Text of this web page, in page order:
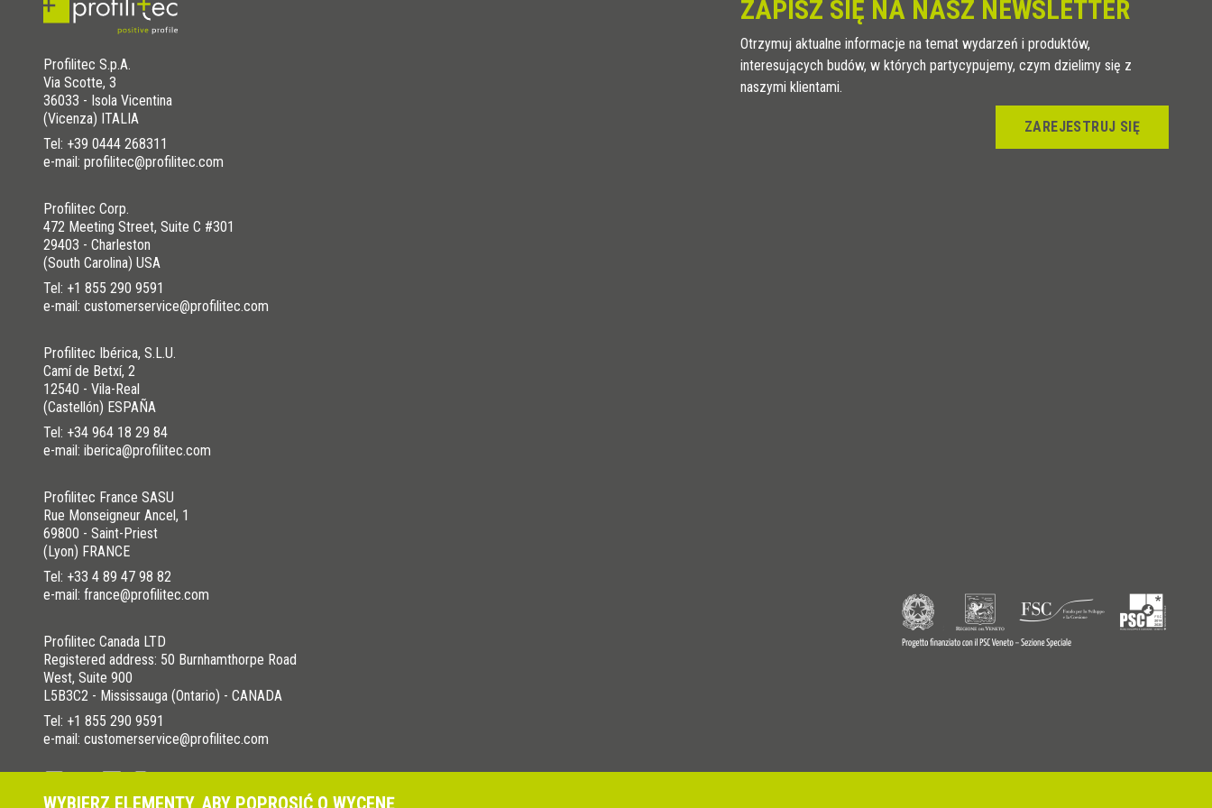
WYBIERZ ELEMENTY, ABY POPROSIĆ O WYCENĘ
Profilitec S.p.A.
Via Scotte, 3
36033 - Isola Vicentina
(Vicenza) ITALIA
Tel: +39 0444 268311
e-mail: profilitec@profilitec.com
Profilitec Corp.
472 Meeting Street, Suite C #301
29403 - Charleston
(South Carolina) USA
Tel: +1 855 290 9591
e-mail: customerservice@profilitec.com
Profilitec Ibérica, S.L.U.
Camí de Betxí, 2
12540 - Vila-Real
(Castellón) ESPAÑA
Tel: +34 964 18 29 84
e-mail: iberica@profilitec.com
Profilitec France SASU
Rue Monseigneur Ancel, 1
69800 - Saint-Priest
(Lyon) FRANCE
Tel: +33 4 89 47 98 82
e-mail: france@profilitec.com
Profilitec Canada LTD
Registered address: 50 Burnhamthorpe Road
West, Suite 900
L5B3C2 - Mississauga (Ontario) - CANADA
Tel: +1 855 290 9591
e-mail: customerservice@profilitec.com
ZAPISZ SIĘ NA NASZ NEWSLETTER
Otrzymuj aktualne informacje na temat wydarzeń i produktów,
interesujących budów, w których partycypujemy, czym dzielimy się z
naszymi klientami.
ZAREJESTRUJ SIĘ